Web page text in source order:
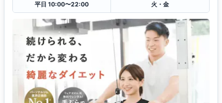
平日 10:00〜22:00
火・金